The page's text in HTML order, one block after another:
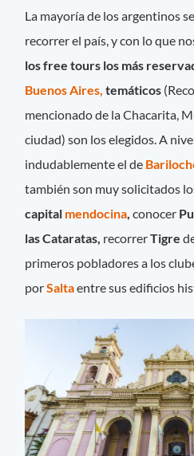
La mayoría de los argentinos
recorrer el país, y con lo que
los free tours los más
Buenos Aires,temáticos
mencionado de la Chacarita,
ciudad) son los elegidos. A
indudablemente el de
también son muy solicitados
capital mendocina ,conocer
las Cataratas, recorrerTigre
primeros pobladores a los
porSaltaentre sus edificios